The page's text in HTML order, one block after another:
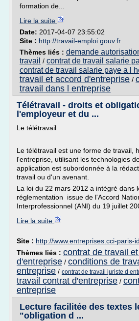
formation de...
Lire la suite
Date: 2017-04-07 23:55:02
Site : http://travail-emploi.gouv.fr
Thèmes liés : demande
travail / contrat de travail salarie
contrat de travail salarie paye a l
travail et accord d'entreprise /
travail dans l entreprise
Télétravail - droits et
l'employeur et du ...
Le télétravail
Le télétravail est une forme de travail,
l'entreprise, utilisant les technologies
application est subordonnée à la
travail ou d'un avenant.
La loi du 22 mars 2012 a intégré dans
réglementation issue de l'Accord
Interprofessionnel (ANI) du 19 juillet
Lire la suite
Site : http://www.entreprises.cci-paris-
Thèmes liés : contrat de travail
d'entreprise / conditions de
entreprise / contrat de travail juriste d
travail contrat d'entreprise /
entreprise
Lecture facilitée des textes
"obligation d ...